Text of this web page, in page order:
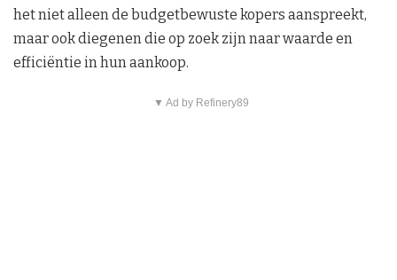
het niet alleen de budgetbewuste kopers aanspreekt,
maar ook diegenen die op zoek zijn naar waarde en
efficiëntie in hun aankoop.
▼ Ad by Refinery89